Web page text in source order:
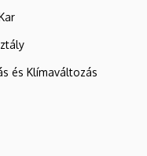
és Klímaváltozás